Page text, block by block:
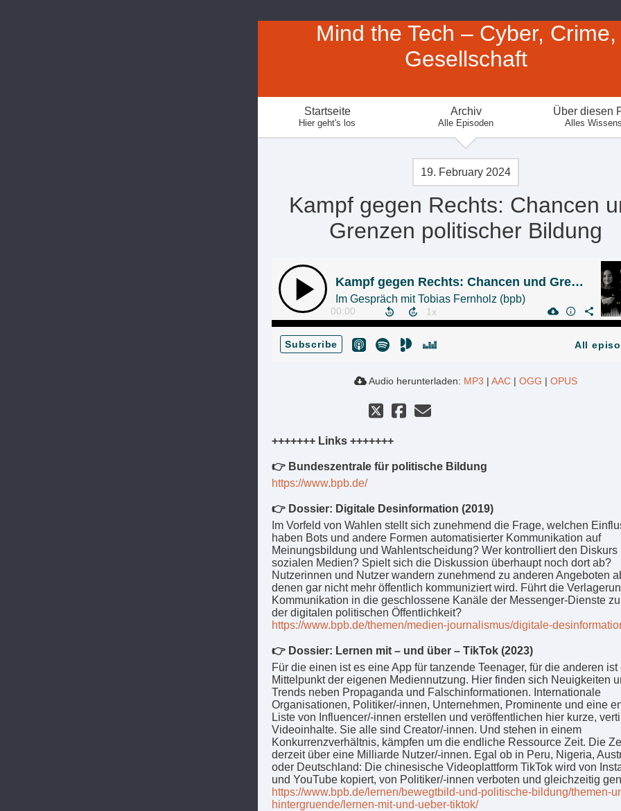
Mind the Tech – Cyber, Crime,
Gesellschaft
Startseite
Hier geht's los
Archiv
Alle Episoden
Über diesen
Alles
19. February 2024
Kampf gegen Rechts: Chancen
Grenzen politischer Bildung
Kampf gegen Rechts: Chancen und Grenzen politischer Bildung
Im Gespräch mit Tobias Fernholz (bpb)
00:00
Subscribe All
Audio herunterladen: MP3 | AAC | OGG | OPUS
+++++++ Links +++++++
👉 Bundeszentrale für politische Bildung
https://www.bpb.de/
👉 Dossier: Digitale Desinformation (2019)
Im Vorfeld von Wahlen stellt sich zunehmend die Frage, welchen
haben Bots und andere Formen automatisierter Kommunikation auf
Meinungsbildung und Wahlentscheidung? Wer kontrolliert den Diskurs
sozialen Medien? Spielt sich die Diskussion überhaupt noch dort ab?
Nutzerinnen und Nutzer wandern zunehmend zu anderen Angeboten
denen gar nicht mehr öffentlich kommuniziert wird. Führt die
Kommunikation in die geschlossene Kanäle der Messenger-Dienste
der digitalen politischen Öffentlichkeit?
https://www.bpb.de/themen/medien-journalismus/digitale-
👉 Dossier: Lernen mit – und über – TikTok (2023)
Für die einen ist es eine App für tanzende Teenager, für die anderen ist
Mittelpunkt der eigenen Mediennutzung. Hier finden sich Neuigkeiten
Trends neben Propaganda und Falschinformationen. Internationale
Organisationen, Politiker/-innen, Unternehmen, Prominente und eine
Liste von Influencer/-innen erstellen und veröffentlichen hier kurze,
Videoinhalte. Sie alle sind Creator/-innen. Und stehen in einem
Konkurrenzverhältnis, kämpfen um die endliche Ressource Zeit. Die
derzeit über eine Milliarde Nutzer/-innen. Egal ob in Peru, Nigeria,
oder Deutschland: Die chinesische Videoplattform TikTok wird von
und YouTube kopiert, von Politiker/-innen verboten und gleichzeitig
https://www.bpb.de/lernen/bewegtbild-und-politische-bildung/themen-
hintergruende/lernen-mit-und-ueber-tiktok/